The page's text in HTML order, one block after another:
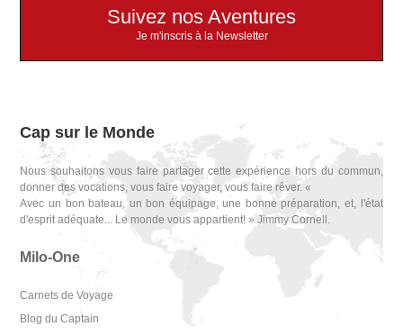
Suivez nos Aventures
Je m'inscris à la Newsletter
Cap sur le Monde
Nous souhaitons vous faire partager cette expérience hors du commun,
donner des vocations, vous faire voyager, vous faire rêver. «
Avec un bon bateau, un bon équipage, une bonne préparation, et, l'état
d'esprit adéquate... Le monde vous appartient! » Jimmy Cornell.
Milo-One
Carnets de Voyage
Blog du Captain